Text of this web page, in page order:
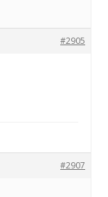
#2905
#2907